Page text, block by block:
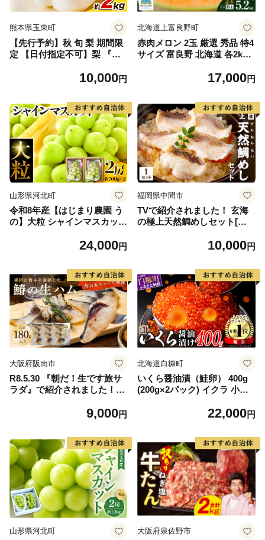
熊本県玉東町
【先行予約】秋 旬 梨 期間限
定 【日付指定不可】梨 『松
ぷり 約2kg 5-7玉前後 《7月
田農園』なし 果物 スイーツ
フルーツ デザート スムージ
ー SDG`s
10,000円
北海道上富良野町
赤肉メロン 2玉 厳選 秀品 特4
サイズ 富良野 北海道 各2kg
富良野 メロン めろん 果物 く
17,000円
山形県河北町
令和8年産【はじまり農園 う
の】大粒 シャインマスカット
河北町産 【河北町観光物産協
24,000円
福岡県中間市
TVで紹介されました！ 玄海
の極上天然鯛めしセット[鯛
だし]【010-0001】10,000円
大阪府阪南市
R8.5.30 『朝だ！生です旅サ
ラダ』で紹介されました！朝
生ハム ×3パック（1パックあ
9,000円
北海道白糠町
いくら醤油漬（鮭卵） 400g
(200g×2パック) イクラ 小分
くら醤油漬け 鮭 鮭卵 ikura
大好評品 北海道 白糠町
22,000円
山形県河北町 大阪府泉佐野市